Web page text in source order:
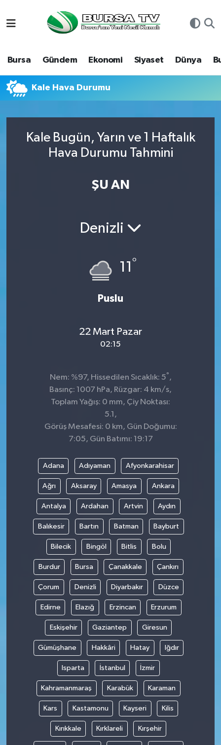
Bursa Gündem Ekonomi Siyaset Dünya
Kale Hava Durumu
Kale Bugün, Yarın ve 1 Haftalık
Hava Durumu Tahmini
ŞU AN
Denizli
11 °
Puslu
22 Mart Pazar
02:15
Nem: %97, Hissedilen Sıcaklık: 5° ,
Basınç: 1007 hPa, Rüzgar: 4 km/s,
Toplam Yağış: 0 mm, Çiy Noktası:
5.1,
Görüş Mesafesi: 0 km, Gün Doğumu:
7:05, Gün Batımı: 19:17
Adana Adıyaman Afyonkarahisar
Ağrı Aksaray Amasya Ankara
Antalya Ardahan Artvin Aydın
Balıkesir Bartın Batman Bayburt
Bilecik Bingöl Bitlis Bolu
Burdur Bursa Çanakkale Çankırı
Çorum Denizli Diyarbakır Düzce
Edirne Elazığ Erzincan Erzurum
Eskişehir Gaziantep Giresun
Gümüşhane Hakkâri Hatay Iğdır
Isparta İstanbul İzmir
Kahramanmaraş Karabük Karaman
Kars Kastamonu Kayseri Kilis
Kırıkkale Kırklareli Kırşehir
Bursa
Dünya
Ekonomi
Hava Durumu
Namaz Vakitleri
Süper Lig Puan Durumu ve Fikstür
Son Dakika Haberleri